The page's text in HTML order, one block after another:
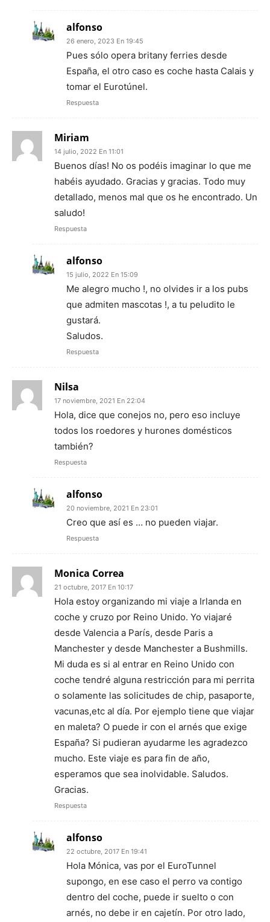
alfonso
26 enero, 2023 En 19:45
Pues sólo opera britany ferries desde
España, el otro caso es coche hasta Calais y
tomar el Eurotúnel.
Respuesta
Miriam
14 julio, 2022 En 11:01
Buenos días! No os podéis imaginar lo que me
habéis ayudado. Gracias y gracias. Todo muy
detallado, menos mal que os he encontrado. Un
saludo!
Respuesta
alfonso
15 julio, 2022 En 15:09
Me alegro mucho !, no olvides ir a los pubs
que admiten mascotas !, a tu peludito le
gustará.
Saludos.
Respuesta
Nilsa
17 noviembre, 2021 En 22:04
Hola, dice que conejos no, pero eso incluye
todos los roedores y hurones domésticos
también?
Respuesta
alfonso
20 noviembre, 2021 En 23:01
Creo que así es … no pueden viajar.
Respuesta
Monica Correa
21 octubre, 2017 En 10:17
Hola estoy organizando mi viaje a Irlanda en
coche y cruzo por Reino Unido. Yo viajaré
desde Valencia a París, desde Paris a
Manchester y desde Manchester a Bushmills.
Mi duda es si al entrar en Reino Unido con
coche tendré alguna restricción para mi perrita
o solamente las solicitudes de chip, pasaporte,
vacunas,etc al día. Por ejemplo tiene que viajar
en maleta? O puede ir con el arnés que exige
España? Si pudieran ayudarme les agradezco
mucho. Este viaje es para fin de año,
esperamos que sea inolvidable. Saludos.
Gracias.
Respuesta
alfonso
22 octubre, 2017 En 19:41
Hola Mónica, vas por el EuroTunnel
supongo, en ese caso el perro va contigo
dentro del coche, puede ir suelto o con
arnés, no debe ir en cajetín. Por otro lado,